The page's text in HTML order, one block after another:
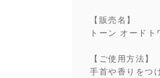
【販売名】
トーン オード
【ご使用方法】
手首や香りをつ